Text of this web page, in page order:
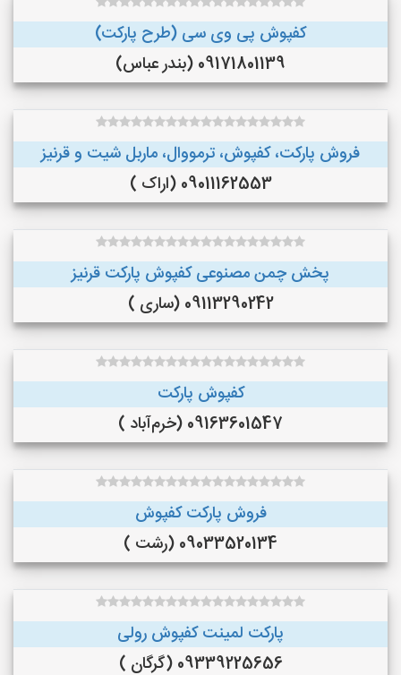
کفپوش پی وی سی (طرح پارکت)
09171801139 (بندر عباس)
فروش پارکت، کفپوش، ترمووال، ماربل شیت و قرنیز
09011162553 (اراک )
پخش چمن مصنوعی کفپوش پارکت قرنیز
09113290242 (ساری )
کفپوش پارکت
09163601547 (خرم‌آباد )
فروش پارکت کفپوش
09033520134 (رشت )
پارکت لمینت کفپوش رولی
09339225656 (گرگان )